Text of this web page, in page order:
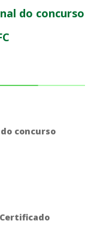
do concurso
concurso